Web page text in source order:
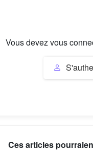
Vous devez vous
Ces articles